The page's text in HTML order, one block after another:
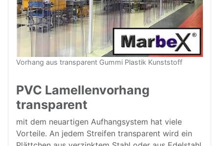
Vorhang aus transparent Gummi Plastik Kunststoff
PVC Lamellenvorhang
transparent
mit dem neuartigen Aufhangsystem hat viele
Vorteile. An jedem Streifen transparent wird ein